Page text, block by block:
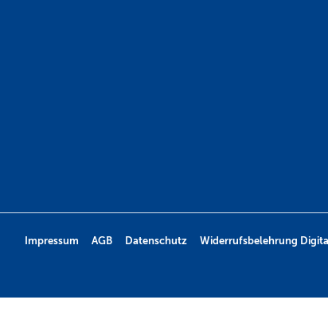
Impressum AGB Datenschutz Widerrufsbelehrung